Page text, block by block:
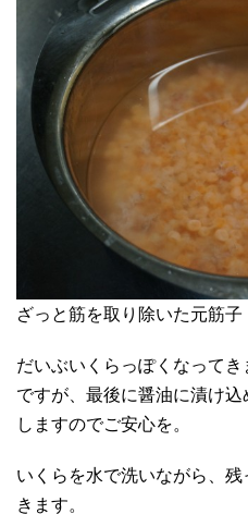
ざっと筋を取り除いた元筋子
だいぶいくらっぽくなって
ですが、最後に醤油に漬け
しますのでご安心を。
いくらを水で洗いながら、
きます。